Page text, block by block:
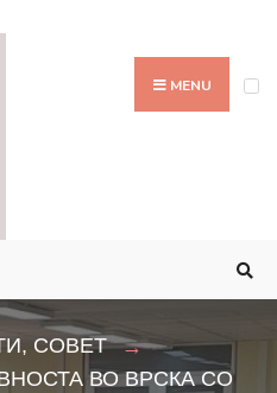
MENU
, СОВЕТ
ВО ВРСКА СО